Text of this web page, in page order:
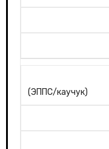
(ЭППС/каучук)